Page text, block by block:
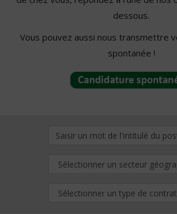
dessous.
Vous pouvez aussi nous transmettre
spontanée !